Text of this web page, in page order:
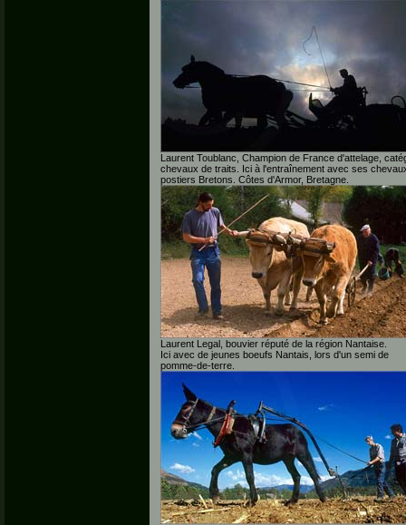
Laurent Toublanc, Champion de France d'attelage,
chevaux de traits. Ici à l'entraînement avec ses
postiers Bretons. Côtes d'Armor, Bretagne.
Laurent Legal, bouvier réputé de la région Nantaise.
Ici avec de jeunes boeufs Nantais, lors d'un semi de
pomme-de-terre.